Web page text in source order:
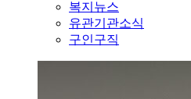
복지뉴스
유관기관소식
구인구직